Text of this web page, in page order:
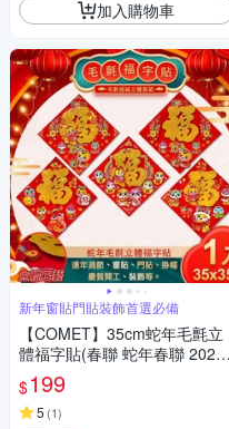
加入購物車
新年窗貼門貼裝飾首選必備
【COMET】35cm蛇年毛氈立
體福字貼(春聯 蛇年春聯 2025
春聯 春聯斗方 2025斗方/1321
40)
$199
5 (1)